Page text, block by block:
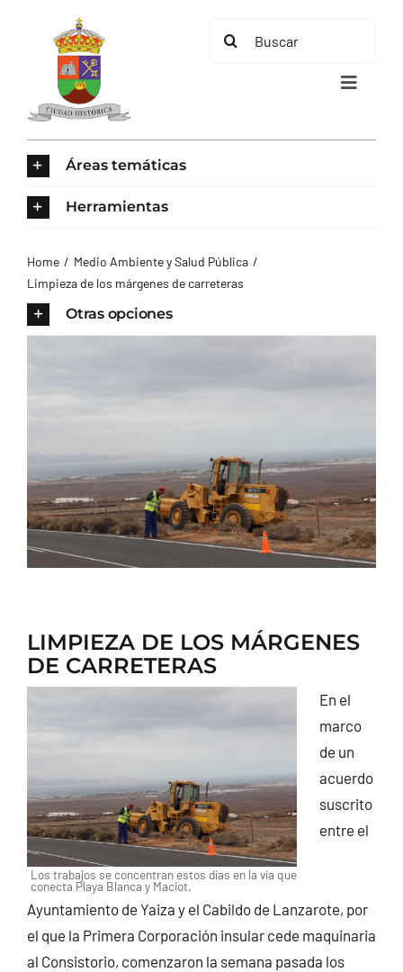
contenido
Buscar:
Toggle
AYUNTAMIENTO
Áreas temáticas
Herramientas
Home
Medio Ambiente y Salud Pública
Limpieza de los márgenes de carreteras
Otras opciones
LIMPIEZA DE LOS MÁRGENES
DE CARRETERAS
Los trabajos se concentran estos días en la vía que
conecta Playa Blanca y Maciot.
En el
marco
de un
acuerdo
suscrito
entre el
Ayuntamiento de Yaiza y el Cabildo de Lanzarote, por
el que la Primera Corporación insular cede maquinaria
al Consistorio, comenzaron la semana pasada los